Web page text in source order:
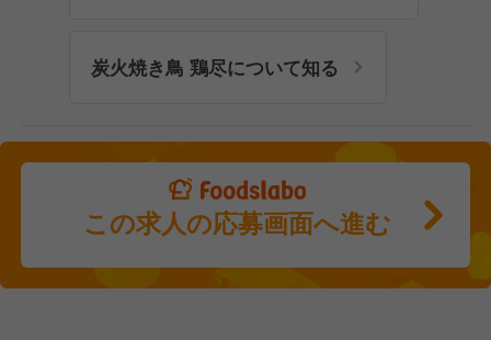
炭火焼き鳥 鶏尽について知る
この求人の応募画面へ進む